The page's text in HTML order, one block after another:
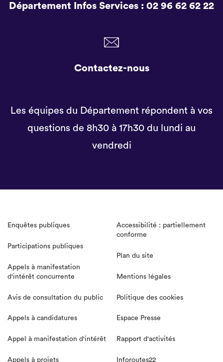
Département Infos Services : 02 96 62 62 22
Contactez-nous
Les équipes du Département répondent à vos
questions de 8h30 à 17h30 du lundi au
vendredi
Enquêtes publiques
Participations publiques
Appels à manifestation
d'intérêt concurrente
Avis de consultation du public
Appels à candidatures
Appel à manifestation d'intérêt
Appels à projets
Accessibilité : partiellement
conforme
Plan du site
Mentions légales
Politique des cookies
Espace Presse
Rapport d'activités
Inforoutes22